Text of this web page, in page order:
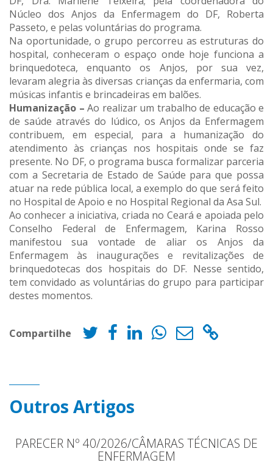
Núcleo dos Anjos da Enfermagem do DF, Roberta
Passeto, e pelas voluntárias do programa.
Na oportunidade, o grupo percorreu as estruturas do
hospital, conheceram o espaço onde hoje funciona a
brinquedoteca, enquanto os Anjos, por sua vez,
levaram alegria às diversas crianças da enfermaria, com
músicas infantis e brincadeiras em balões.
Humanização – Ao realizar um trabalho de educação e
de saúde através do lúdico, os Anjos da Enfermagem
contribuem, em especial, para a humanização do
atendimento às crianças nos hospitais onde se faz
presente. No DF, o programa busca formalizar parceria
com a Secretaria de Estado de Saúde para que possa
atuar na rede pública local, a exemplo do que será feito
no Hospital de Apoio e no Hospital Regional da Asa Sul.
Ao conhecer a iniciativa, criada no Ceará e apoiada pelo
Conselho Federal de Enfermagem, Karina Rosso
manifestou sua vontade de aliar os Anjos da
Enfermagem às inaugurações e revitalizações de
brinquedotecas dos hospitais do DF. Nesse sentido,
tem convidado as voluntárias do grupo para participar
destes momentos.
Compartilhe
Outros Artigos
PARECER Nº 40/2026/CÂMARAS TÉCNICAS DE
ENFERMAGEM